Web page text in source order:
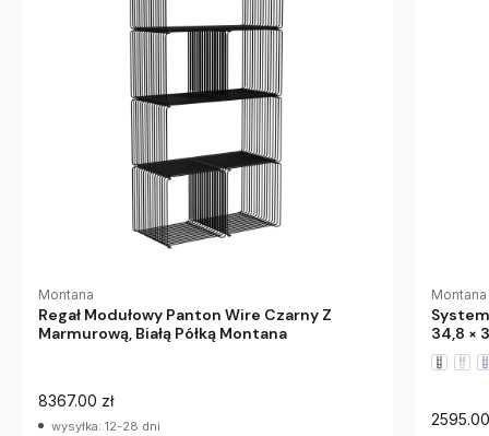
Montana
Regał Modułowy Panton Wire Czarny Z
Marmurową, Białą Półką Montana
8367.00 zł
wysyłka: 12-28 dni
Montana
34,8 ×